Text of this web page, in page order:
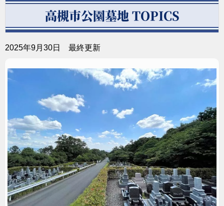
後ろ姿も洗練が際立つデザインに仕上がりました。側
面に彫刻を施す仕様となります。
高槻市公園墓地 TOPICS
2025年9月30日 最終更新